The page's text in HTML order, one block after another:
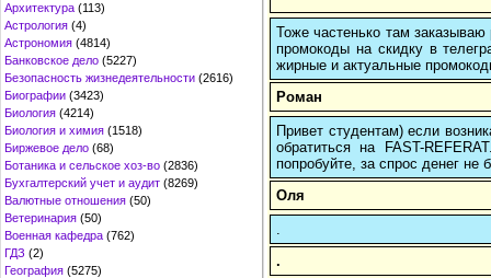
Архитектура (113)
Астрология (4)
Астрономия (4814)
Банковское дело (5227)
Безопасность жизнедеятельности (2616)
Биографии (3423)
Биология (4214)
Биология и химия (1518)
Биржевое дело (68)
Ботаника и сельское хоз-во (2836)
Бухгалтерский учет и аудит (8269)
Валютные отношения (50)
Ветеринария (50)
Военная кафедра (762)
ГДЗ (2)
География (5275)
Тоже частенько там
промокоды на скидку в
жирные и актуальные
Роман
Привет студентам) если
обратиться на FAST-
попробуйте, за спрос денег не
Оля
.